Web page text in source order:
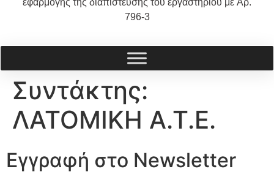
εφαρμογής της διαπίστευσης του εργαστηρίου με Αρ.
796-3
Συντάκτης:
ΛΑΤΟΜΙΚΗ Α.Τ.Ε.
Εγγραφή στο Νewsletter